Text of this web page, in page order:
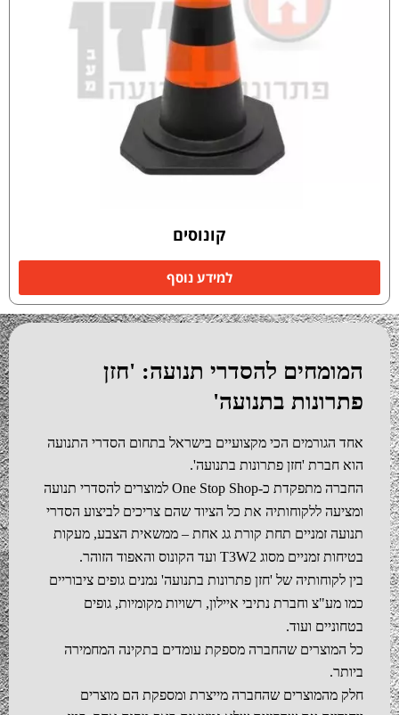
למידע נוסף
להסדרי תנועה : 'חזן
בתנועה'
הכי מקצועיים בישראל בתחום הסדרי התנועה
'חזן פתרונות בתנועה'.
מתפקדת כ -One Stop Shop
למוצרים להסדרי תנועה
ללקוחותיה את כל הציוד שהם צריכים לביצוע הסדרי
זמניים תחת קורת גג אחת – ממשאית הצבע,מעקות
זמניים מסוגT3W2 ועד הקונוס והאפוד הזוהר.
של'חזן פתרונות בתנועה'נמנים גופים ציבוריים
צ וחברת נתיבי איילון,רשויות מקומיות,גופים
ועוד.
שהחברה מספקת עומדים בתקינה המחמירה
.
שהחברה מייצרת ומספקת הם מוצרים